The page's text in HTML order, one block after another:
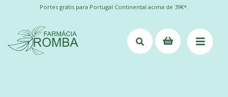
Portes grátis para Portugal Continental acima de 39€*.